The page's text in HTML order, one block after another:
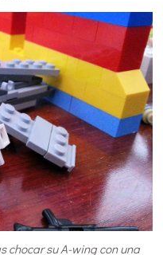
chocar su A-wing con una